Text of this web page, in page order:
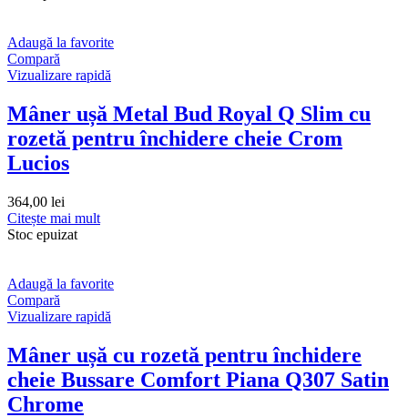
Adaugă la favorite
Compară
Vizualizare rapidă
Mâner ușă Metal Bud Royal Q Slim cu
rozetă pentru închidere cheie Crom
Lucios
364,00 lei
Citește mai mult
Stoc epuizat
Adaugă la favorite
Compară
Vizualizare rapidă
Mâner ușă cu rozetă pentru închidere
cheie Bussare Comfort Piana Q307 Satin
Chrome